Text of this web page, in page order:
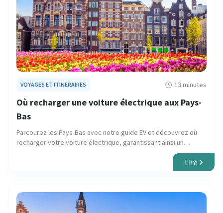
VOYAGES ET ITINERAIRES 13 minutes
Où recharger une voiture électrique aux Pays-
Bas
Parcourez les Pays-Bas avec notre guide EV et découvrez où
recharger votre voiture électrique, garantissant ainsi un
voyage en douceur à travers les centres urbains et les
Lire